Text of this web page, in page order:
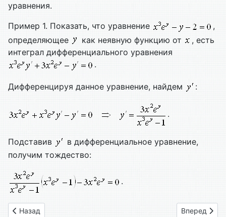
уравнения.
Пример 1. Показать, что уравнение
,
определяющее
как неявную функцию от
, есть
интеграл дифференциального уравнения
.
Дифференцируя данное уравнение, найдем :
.
Подставив
в дифференциальное уравнение,
получим тождество:
.
Предыдущий: 36. Степенной ряд
Назад Следующий:
Вперед